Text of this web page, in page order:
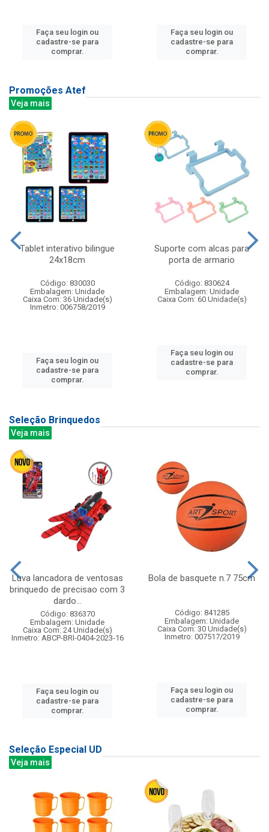
Faça seu login ou
cadastre-se para
comprar.
Faça seu login ou
cadastre-se para
comprar.
Promoções Atef
Veja mais
Tablet interativo bilingue
24x18cm
Código: 830030
Embalagem: Unidade
Caixa Com: 36 Unidade(s)
Inmetro: 006758/2019
Faça seu login ou
cadastre-se para
comprar.
Suporte com alcas para
porta de armario
Código: 830624
Embalagem: Unidade
Caixa Com: 60 Unidade(s)
Faça seu login ou
cadastre-se para
comprar.
Seleção Brinquedos
Veja mais
Luva lancadora de ventosas
brinquedo de precisao com 3
dardo...
Código: 836370
Embalagem: Unidade
Caixa Com: 24 Unidade(s)
Inmetro: ABCP-BRI-0404-2023-16
Faça seu login ou
cadastre-se para
comprar.
Bola de basquete n.7 75cm
Código: 841285
Embalagem: Unidade
Caixa Com: 30 Unidade(s)
Inmetro: 007517/2019
Faça seu login ou
cadastre-se para
comprar.
Seleção Especial UD
Veja mais